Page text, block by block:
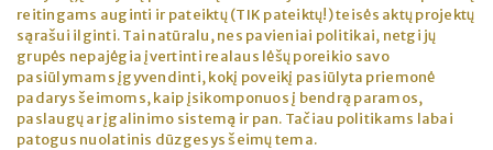
reitingams auginti ir pateiktų (TIK pateiktų!) teisės aktų projektų
sąrašui ilginti. Tai natūralu, nes pavieniai politikai, netgi jų
grupės nepajėgia įvertinti realaus lėšų poreikio savo
pasiūlymams įgyvendinti, kokį poveikį pasiūlyta priemonė
padarys šeimoms, kaip įsikomponuos į bendrą paramos,
paslaugų ar įgalinimo sistemą ir pan. Tačiau politikams labai
patogus nuolatinis dūzgesys šeimų tema.